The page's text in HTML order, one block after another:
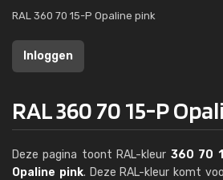
RAL 360 70 15-P Opaline pink
Inloggen
RAL 360 70 15-P
Deze pagina toont RAL-kleur 360 70
Opaline pink. Deze RAL-kleur komt